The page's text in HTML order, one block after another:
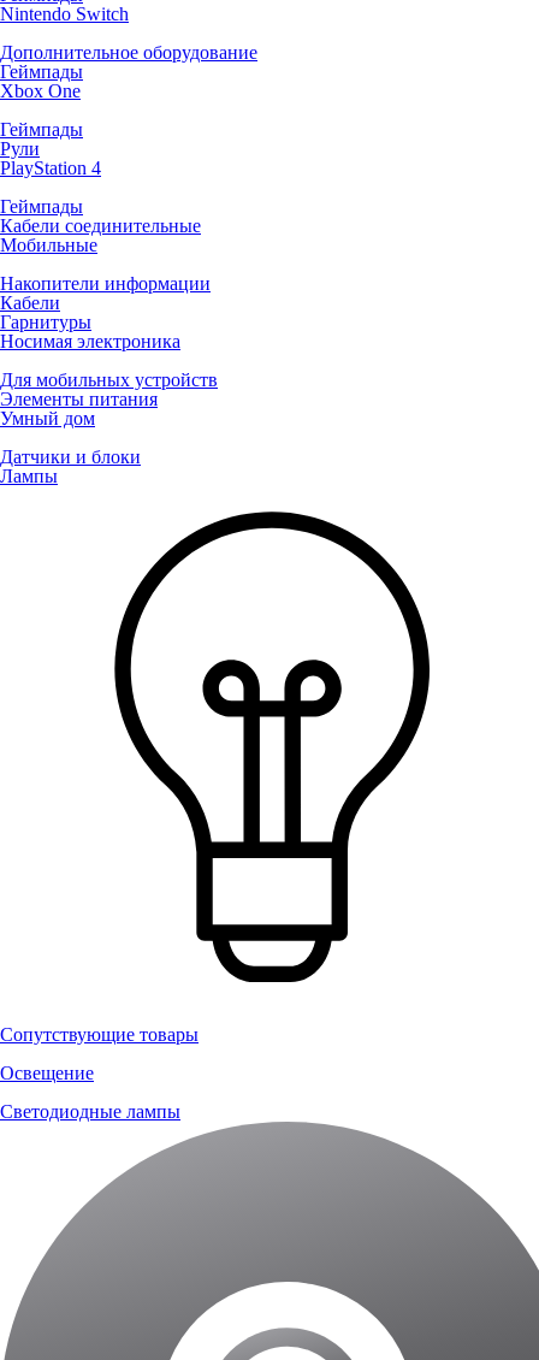
Nintendo Switch
Дополнительное оборудование
Геймпады
Xbox One
Геймпады
Рули
PlayStation 4
Геймпады
Кабели соединительные
Мобильные
Накопители информации
Кабели
Гарнитуры
Носимая электроника
Для мобильных устройств
Элементы питания
Умный дом
Датчики и блоки
Лампы
Сопутствующие товары
Освещение
Светодиодные лампы